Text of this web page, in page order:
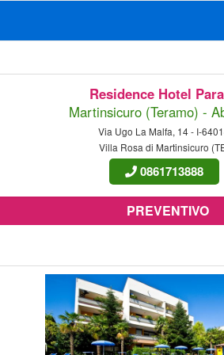
Residence Hotel
Martinsicuro (Teramo) -
Via Ugo La Malfa, 14 - I-
Villa Rosa di Martinsicuro
0861713888
PREVENTIVO